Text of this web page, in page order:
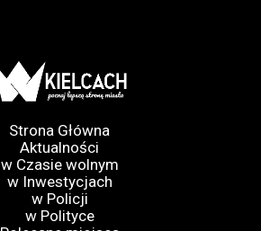
Strona Główna
Aktualności
w Czasie wolnym
w Inwestycjach
w Policji
w Polityce